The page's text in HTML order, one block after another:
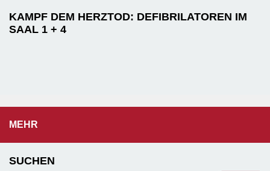
KAMPF DEM HERZTOD: DEFIBRILATOREN IM
SAAL 1 + 4
MEHR
SUCHEN